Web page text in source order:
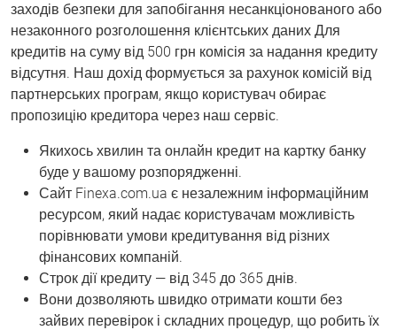
заходів безпеки для запобігання несанкціонованого або
незаконного розголошення клієнтських даних Для
кредитів на суму від 500 грн комісія за надання кредиту
відсутня. Наш дохід формується за рахунок комісій від
партнерських програм, якщо користувач обирає
пропозицію кредитора через наш сервіс.
Якихось хвилин та онлайн кредит на картку банку
буде у вашому розпорядженні.
Сайт Finexa.com.ua є незалежним інформаційним
ресурсом, який надає користувачам можливість
порівнювати умови кредитування від різних
фінансових компаній.
Строк дії кредиту — від 345 до 365 днів.
Вони дозволяють швидко отримати кошти без
зайвих перевірок і складних процедур, що робить їх